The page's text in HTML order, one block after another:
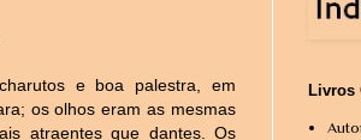
e boa palestra, em
os olhos eram as mesmas
atraentes que dantes. Os
Livros